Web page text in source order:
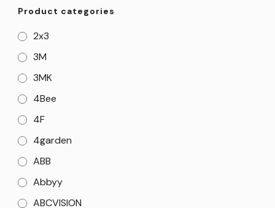
Product categories
2x3
3M
3MK
4Bee
4F
4garden
ABB
Abbyy
ABCVISION